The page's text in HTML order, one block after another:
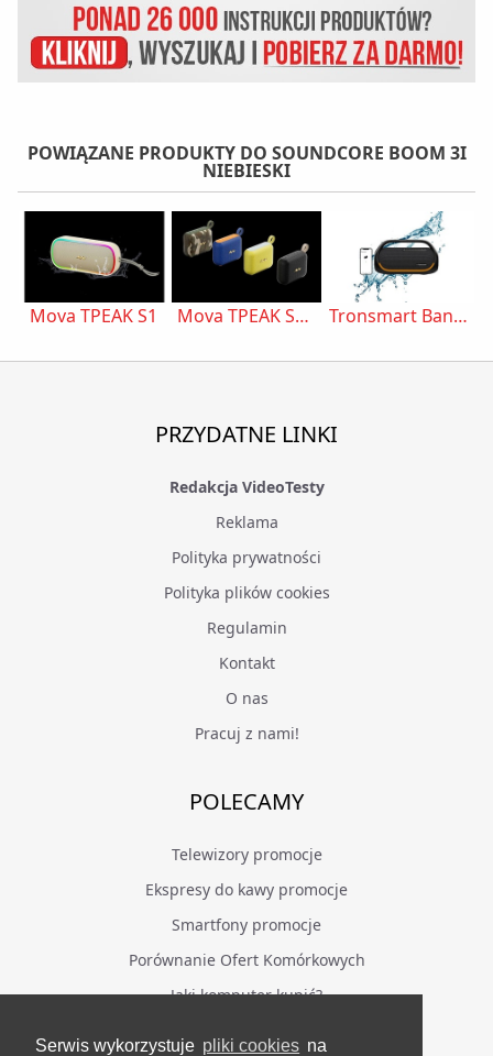
Serwis wykorzystuje pliki cookies na
POWIĄZANE PRODUKTY DO SOUNDCORE BOOM 3I
NIEBIESKI
Mova TPEAK S1 Mova TPEAK S1 Mini Tronsmart Bang Czarny
PRZYDATNE LINKI
Redakcja VideoTesty
Reklama
Polityka prywatności
Polityka plików cookies
Regulamin
Kontakt
O nas
Pracuj z nami!
POLECAMY
Telewizory promocje
Ekspresy do kawy promocje
Smartfony promocje
Porównanie Ofert Komórkowych
Jaki komputer kupić?